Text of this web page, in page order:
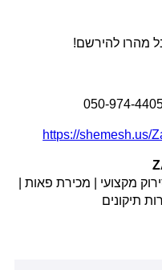
מהרו להירשם!
https://shemesh.us/
תיקונים